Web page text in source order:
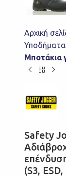
Αρχική
Μποτάκια
Safety
(S3, ESD,